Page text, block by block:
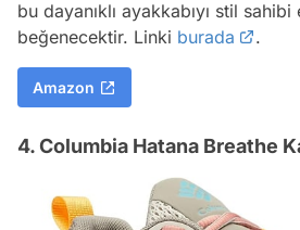
bu dayanıklı ayakkabıyı stil
beğenecektir. Linki burada .
Amazon
4. Columbia Hatana Breathe